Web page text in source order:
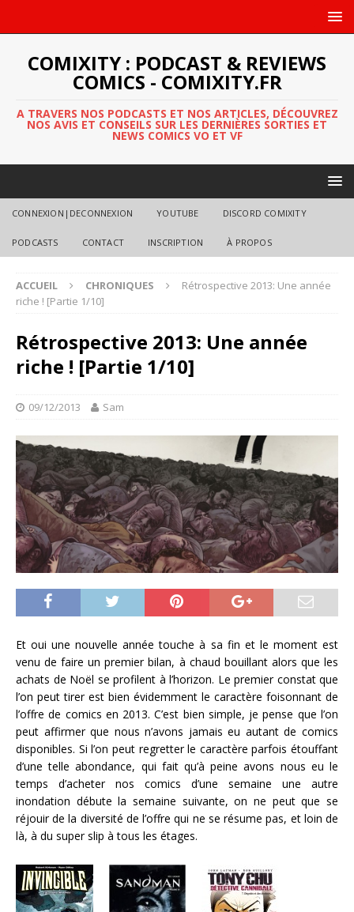
COMIXITY : PODCAST & REVIEWS
COMICS - COMIXITY.FR
A TRAVERS NOS PODCASTS ET NOS ARTICLES, DÉCOUVREZ
NOS AVIS ET CONSEILS SUR LES DERNIÈRES SORTIES ET
NEWS COMICS VO ET VF
CONNEXION|DECONNEXION YOUTUBE DISCORD COMIXITY
PODCASTS CONTACT INSCRIPTION À PROPOS
ACCUEIL CHRONIQUES
Rétrospective 2013: Une année
riche ! [Partie 1/10]
Rétrospective 2013: Une année
riche ! [Partie 1/10]
09/12/2013 Sam
Et oui une nouvelle année touche à sa fin et le moment est
venu de faire un premier bilan, à chaud bouillant alors que les
achats de Noël se profilent à l’horizon. Le premier constat que
l’on peut tirer est bien évidemment le caractère foisonnant de
l’offre de comics en 2013. C’est bien simple, je pense que l’on
peut affirmer que nous n’avons jamais eu autant de comics
disponibles. Si l’on peut regretter le caractère parfois étouffant
d’une telle abondance, qui fait qu’à peine avons nous eu le
temps d’acheter nos comics d’une semaine une autre
inondation débute la semaine suivante, on ne peut que se
réjouir de la diversité de l’offre qui ne se résume pas, et loin de
là, à du super slip à tous les étages.